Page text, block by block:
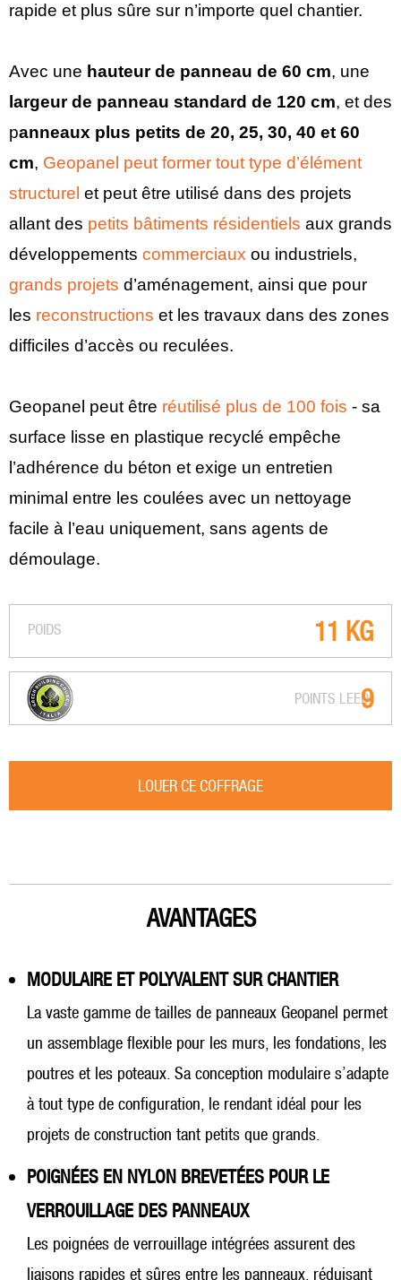
rapide et plus sûre sur n’importe quel chantier.
Avec une hauteur de panneau de 60 cm, une
largeur de panneau standard de 120 cm, et des
panneaux plus petits de 20, 25, 30, 40 et 60
cm, Geopanel peut former tout type d’élément
structurel et peut être utilisé dans des projets
allant des petits bâtiments résidentiels aux grands
développements commerciaux ou industriels,
grands projets d’aménagement, ainsi que pour
les reconstructions et les travaux dans des zones
difficiles d’accès ou reculées.
Geopanel peut être réutilisé plus de 100 fois - sa
surface lisse en plastique recyclé empêche
l’adhérence du béton et exige un entretien
minimal entre les coulées avec un nettoyage
facile à l’eau uniquement, sans agents de
démoulage.
POIDS 11 KG
POINTS LEED9
LOUER CE COFFRAGE
AVANTAGES
MODULAIRE ET POLYVALENT SUR CHANTIER
La vaste gamme de tailles de panneaux Geopanel permet
un assemblage flexible pour les murs, les fondations, les
poutres et les poteaux. Sa conception modulaire s’adapte
à tout type de configuration, le rendant idéal pour les
projets de construction tant petits que grands.
POIGNÉES EN NYLON BREVETÉES POUR LE
VERROUILLAGE DES PANNEAUX
Les poignées de verrouillage intégrées assurent des
liaisons rapides et sûres entre les panneaux, réduisant